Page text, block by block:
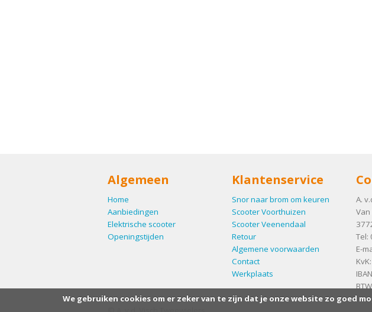
Algemeen
Home
Aanbiedingen
Elektrische scooter
Openingstijden
Klantenservice
Snor naar brom om keuren
Scooter Voorthuizen
Scooter Veenendaal
Retour
Algemene voorwaarden
Contact
Werkplaats
A.
Tel:
E-
We gebruiken cookies om er zeker van te zijn dat je onze website zo goed